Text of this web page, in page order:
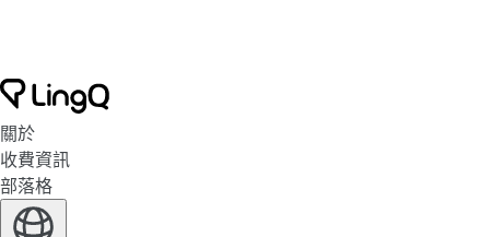
關於
收費資訊
部落格